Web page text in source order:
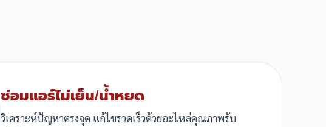
ซ่อมแอร์ไม่เย็น/น้ำหยด
วิเคราะห์ปัญหาตรงจุด แก้ไขรวดเร็วด้วยอะไหล่คุณภาพรับ